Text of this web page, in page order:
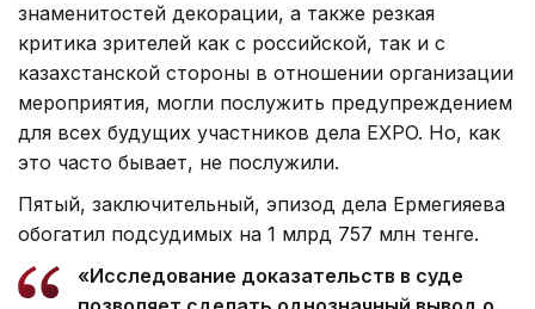
знаменитостей декорации, а также резкая
критика зрителей как с российской, так и с
казахстанской стороны в отношении организации
мероприятия, могли послужить предупреждением
для всех будущих участников дела EXPO. Но, как
это часто бывает, не послужили.
Пятый, заключительный, эпизод дела Ермегияева
обогатил подсудимых на 1 млрд 757 млн тенге.
«Исследование доказательств в суде